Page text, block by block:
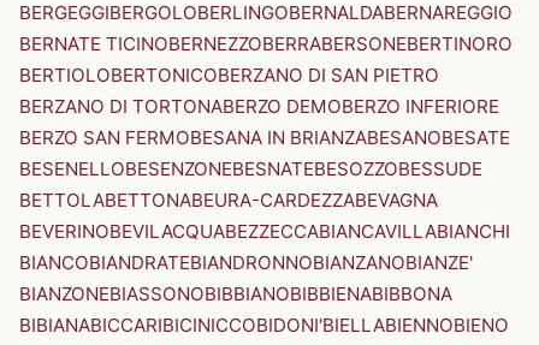
BERGEGGIBERGOLOBERLINGOBERNALDABERNAREGGIO
BERNATE TICINOBERNEZZOBERRABERSONEBERTINORO
BERTIOLOBERTONICOBERZANO DI SAN PIETRO
BERZANO DI TORTONABERZO DEMOBERZO INFERIORE
BERZO SAN FERMOBESANA IN BRIANZABESANOBESATE
BESENELLOBESENZONEBESNATEBESOZZOBESSUDE
BETTOLABETTONABEURA-CARDEZZABEVAGNA
BEVERINOBEVILACQUABEZZECCABIANCAVILLABIANCHI
BIANCOBIANDRATEBIANDRONNOBIANZANOBIANZE'
BIANZONEBIASSONOBIBBIANOBIBBIENABIBBONA
BIBIANABICCARIBICINICCOBIDONI'BIELLABIENNOBIENO